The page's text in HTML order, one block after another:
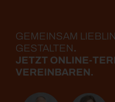
GEMEINSAM
GESTALTEN.
JETZT ONLINE-
VEREINBAREN.